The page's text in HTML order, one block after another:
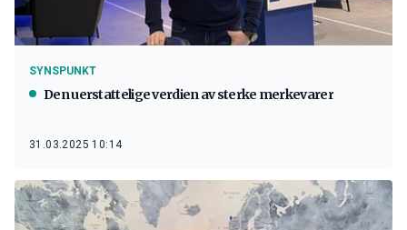
SYNSPUNKT
Den uerstattelige verdien av sterke merkevarer
31.03.2025 10:14